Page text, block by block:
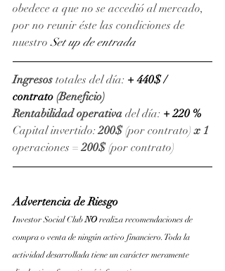
obedece a que no se accedió al mercado,
por no reunir éste las condiciones de
nuestro Set up de entrada
Ingresos totales del día: + 440$ /
contrato (Beneficio)
Rentabilidad operativa del día: + 220 %
Capital invertido: 200$ (por contrato) x 1
operaciones = 200$ (por contrato)
Advertencia de Riesgo
Investor Social Club NO realiza recomendaciones de
compra o venta de ningún activo financiero. Toda la
actividad desarrollada tiene un carácter meramente